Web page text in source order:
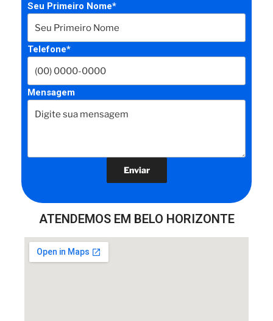
Seu Primeiro Nome*
Telefone*
Mensagem
ATENDEMOS EM BELO HORIZONTE